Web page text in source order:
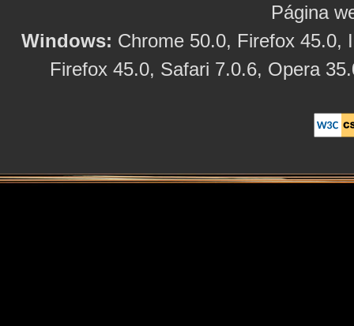
Página
Windows: Chrome 50.0, Firefox 45.0,
Firefox 45.0, Safari 7.0.6, Opera